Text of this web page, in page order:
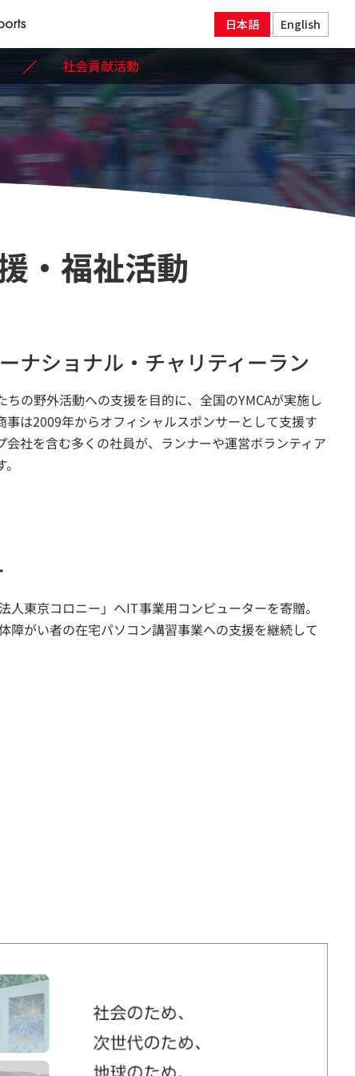
日本語 English
社会貢献活動
・福祉活動
ナショナル・チャリティーラン
ちの野外活動への支援を目的に、全国のYMCAが実施し
事は2009年からオフィシャルスポンサーとして支援す
会社を含む多くの社員が、ランナーや運営ボランティア
人東京コロニー」へIT事業用コンピューターを寄贈。
障がい者の在宅パソコン講習事業への支援を継続して